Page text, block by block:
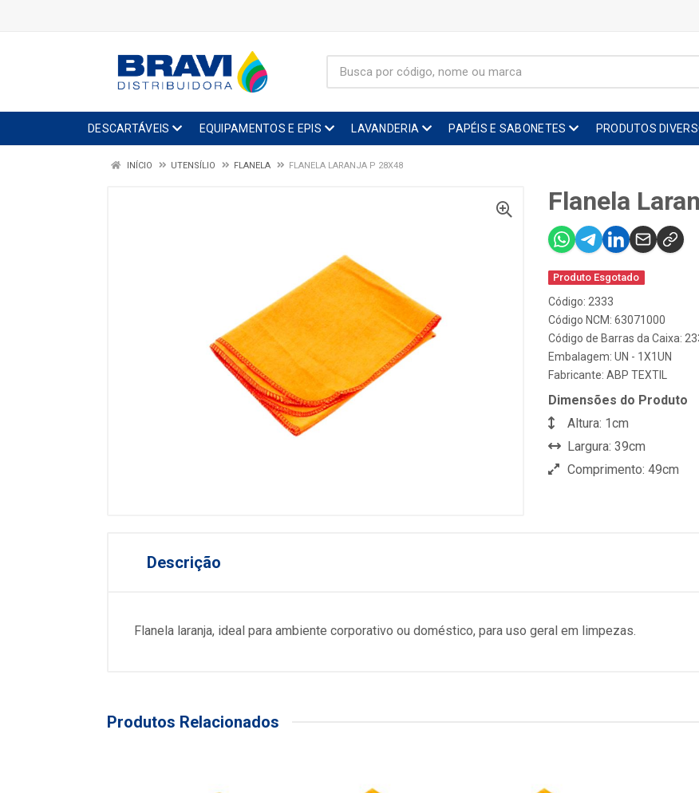
DESCARTÁVEIS EQUIPAMENTOS E EPIS LAVANDERIA PAPÉIS E SABONETES PRODUTOS
INÍCIO UTENSÍLIO FLANELA FLANELA LARANJA P 28X48
Flanela
Produto Esgotado
Código: 2333
Código NCM: 63071000
Código de Barras da Caixa:
Embalagem: UN - 1X1UN
Fabricante: ABP TEXTIL
Dimensões do Produto
Altura: 1cm
Largura: 39cm
Comprimento: 49cm
Descrição
Flanela laranja, ideal para ambiente corporativo ou doméstico, para uso geral em limpezas.
Produtos Relacionados